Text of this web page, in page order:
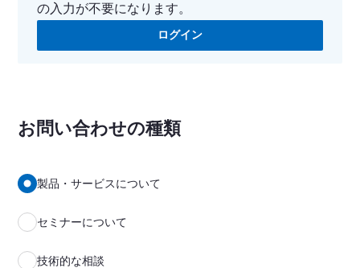
の入力が不要になります。
ログイン
お問い合わせの種類
製品・サービスについて
セミナーについて
技術的な相談